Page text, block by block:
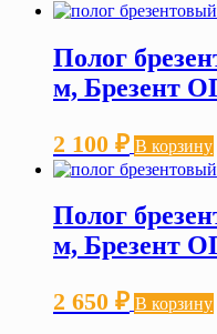
Полог
м, Брезент
2 100 ₽ В корзину
Полог
м, Брезент
2 650 ₽ В корзину